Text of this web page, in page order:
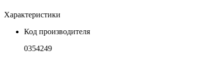
Характеристики
Код производителя
0354249